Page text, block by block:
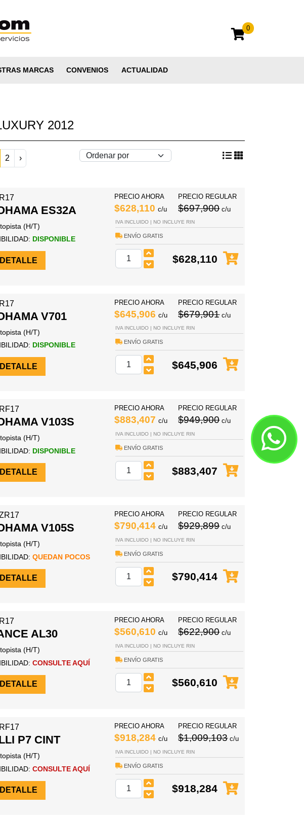
0
MARCAS CONVENIOS ACTUALIDAD
2012
2 ›
ES32A
(H/T)
DISPONIBLE
PRECIO AHORA
$628,110 c/u
PRECIO REGULAR
$697,900c/u
IVA INCLUIDO | NO INCLUYE RIN
ENVÍO GRATIS
$628,110
V701
(H/T)
DISPONIBLE
PRECIO AHORA
$645,906 c/u
PRECIO REGULAR
$679,901c/u
IVA INCLUIDO | NO INCLUYE RIN
ENVÍO GRATIS
$645,906
V103S
(H/T)
DISPONIBLE
PRECIO AHORA
$883,407 c/u
PRECIO REGULAR
$949,900c/u
IVA INCLUIDO | NO INCLUYE RIN
ENVÍO GRATIS
$883,407
V105S
(H/T)
QUEDAN POCOS
PRECIO AHORA
$790,414 c/u
PRECIO REGULAR
$929,899c/u
IVA INCLUIDO | NO INCLUYE RIN
ENVÍO GRATIS
$790,414
AL30
(H/T)
CONSULTE AQUÍ
PRECIO AHORA
$560,610 c/u
PRECIO REGULAR
$622,900c/u
IVA INCLUIDO | NO INCLUYE RIN
ENVÍO GRATIS
$560,610
P7 CINT
(H/T)
CONSULTE AQUÍ
PRECIO AHORA
$918,284 c/u
PRECIO REGULAR
$1,009,103c/u
IVA INCLUIDO | NO INCLUYE RIN
ENVÍO GRATIS
$918,284